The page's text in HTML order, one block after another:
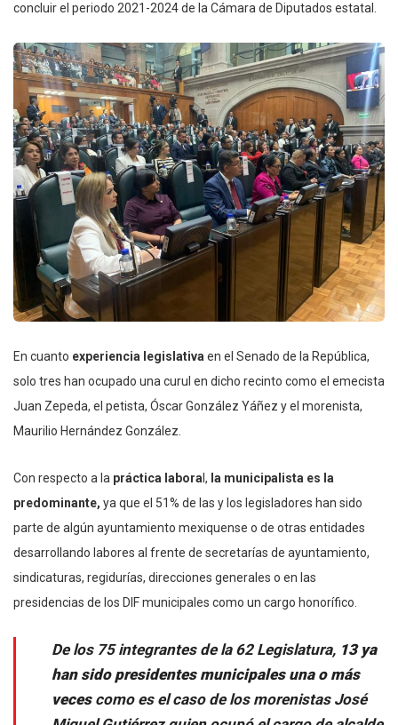
concluir el periodo 2021-2024 de la Cámara de Diputados estatal.
En cuanto experiencia legislativa en el Senado de la República,
solo tres han ocupado una curul en dicho recinto como el emecista
Juan Zepeda, el petista, Óscar González Yáñez y el morenista,
Maurilio Hernández González.
Con respecto a la práctica labora l, la municipalista es la
predominante, ya que el 51% de las y los legisladores han sido
parte de algún ayuntamiento mexiquense o de otras entidades
desarrollando labores al frente de secretarías de ayuntamiento,
sindicaturas, regidurías, direcciones generales o en las
presidencias de los DIF municipales como un cargo honorífico.
De los 75 integrantes de la 62 Legislatura, 13 ya
han sido presidentes municipales una o más
vecescomo es el caso de los morenistas José